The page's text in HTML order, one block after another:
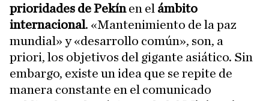
prioridades de Pekínen el ámbito
internacional. «Mantenimiento de la paz
mundial» y «desarrollo común», son, a
priori, los objetivos del gigante asiático. Sin
embargo, existe un idea que se repite de
manera constante en el comunicado